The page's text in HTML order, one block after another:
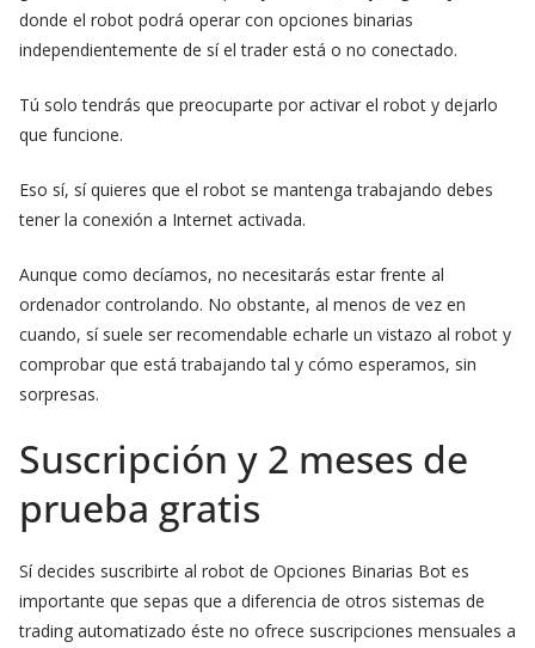
donde el robot podrá operar con opciones binarias
independientemente de sí el trader está o no conectado.
Tú solo tendrás que preocuparte por activar el robot y dejarlo
que funcione.
Eso sí, sí quieres que el robot se mantenga trabajando debes
tener la conexión a Internet activada.
Aunque como decíamos, no necesitarás estar frente al
ordenador controlando. No obstante, al menos de vez en
cuando, sí suele ser recomendable echarle un vistazo al robot y
comprobar que está trabajando tal y cómo esperamos, sin
sorpresas.
Suscripción y 2 meses de
prueba gratis
Sí decides suscribirte al robot de Opciones Binarias Bot es
importante que sepas que a diferencia de otros sistemas de
trading automatizado éste no ofrece suscripciones mensuales a